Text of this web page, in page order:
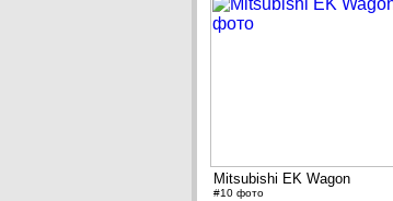
Mitsubishi EK Wagon
#10 фото